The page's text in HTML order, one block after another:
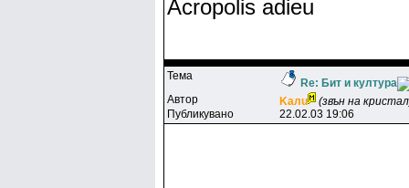
Acropolis adieu
Тема
Re: Бит и култура
Автор
Kaлu
(звън на
Публикувано
22.02.03 19:06